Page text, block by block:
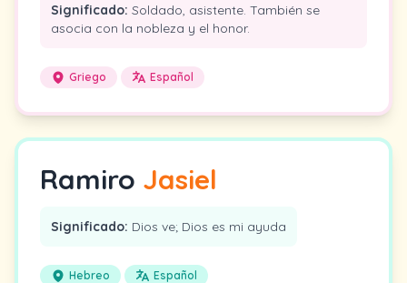
Significado: Soldado, asistente. También se
asocia con la nobleza y el honor.
Griego Español
Ramiro Jasiel
Significado: Dios ve; Dios es mi ayuda
Hebreo Español